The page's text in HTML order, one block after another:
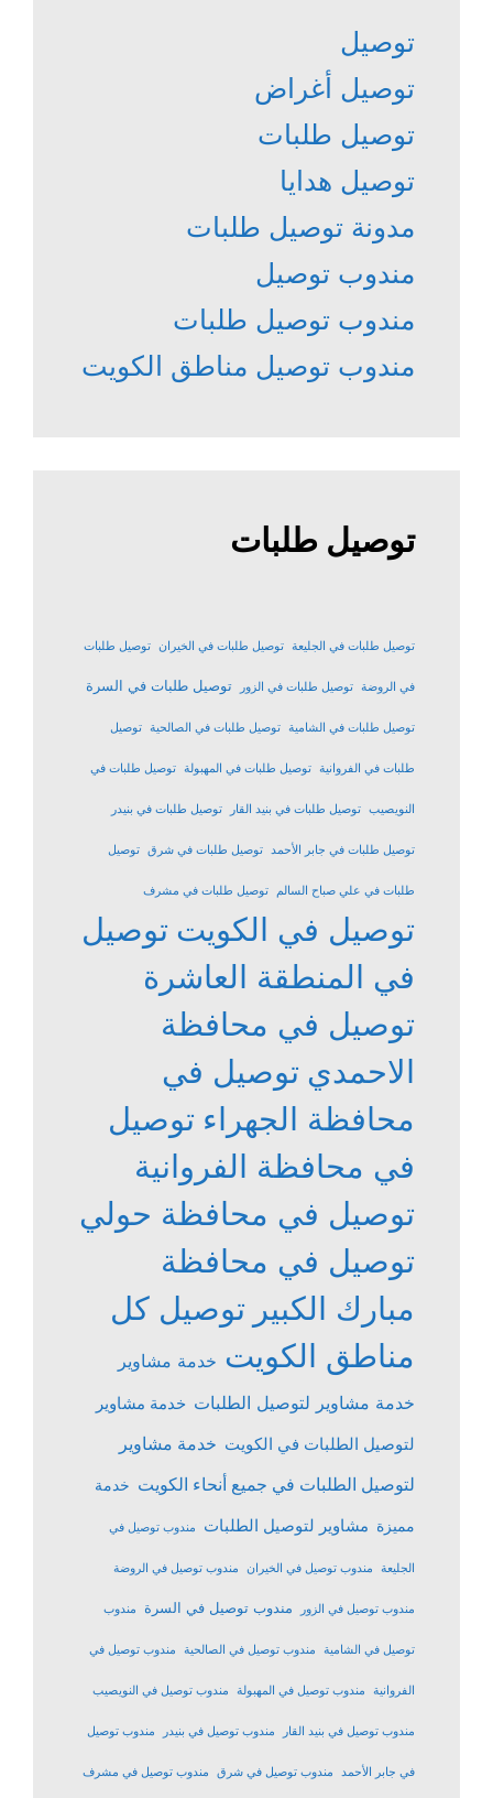
توصيل
توصيل أغراض
توصيل طلبات
توصيل هدايا
مدونة توصيل طلبات
مندوب توصيل
مندوب توصيل طلبات
مندوب توصيل مناطق الكويت
توصيل طلبات
توصيل طلبات في الجليعة توصيل طلبات في الخيران توصيل طلبات
في الروضة توصيل طلبات في الزور توصيل طلبات في السرة
توصيل طلبات في الشامية توصيل طلبات في الصالحية توصيل
طلبات في الفروانية توصيل طلبات في المهبولة توصيل طلبات في
النويصيب توصيل طلبات في بنيد القار توصيل طلبات في بنيدر
توصيل طلبات في جابر الأحمد توصيل طلبات في شرق توصيل
طلبات في علي صباح السالم توصيل طلبات في مشرف
توصيل في الكويت توصيل
في المنطقة العاشرة
توصيل في محافظة
الاحمدي توصيل في
محافظة الجهراء توصيل
في محافظة الفروانية
توصيل في محافظة حولي
توصيل في محافظة
مبارك الكبير توصيل كل
مناطق الكويت خدمة مشاوير
خدمة مشاوير لتوصيل الطلبات خدمة مشاوير
لتوصيل الطلبات في الكويت خدمة مشاوير
لتوصيل الطلبات في جميع أنحاء الكويت خدمة
مميزة مشاوير لتوصيل الطلبات مندوب توصيل في
الجليعة مندوب توصيل في الخيران مندوب توصيل في الروضة
مندوب توصيل في الزور مندوب توصيل في السرة مندوب
توصيل في الشامية مندوب توصيل في الصالحية مندوب توصيل في
الفروانية مندوب توصيل في المهبولة مندوب توصيل في النويصيب
مندوب توصيل في بنيد القار مندوب توصيل في بنيدر مندوب توصيل
في جابر الأحمد مندوب توصيل في شرق مندوب توصيل في مشرف